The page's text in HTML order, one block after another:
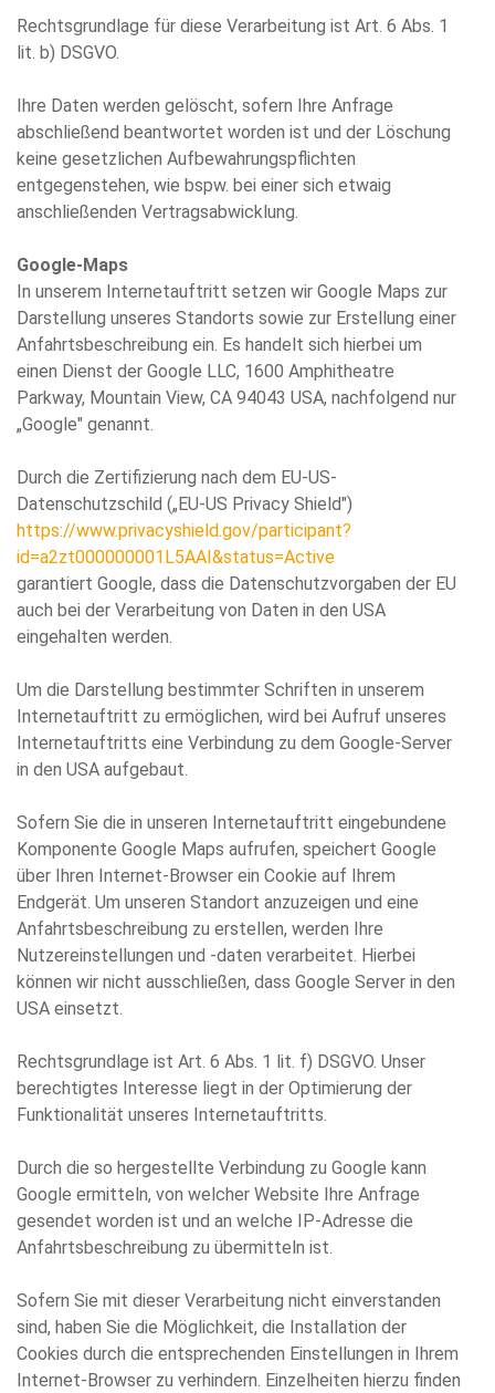
Rechtsgrundlage für diese Verarbeitung ist Art. 6 Abs. 1
lit. b) DSGVO.
Ihre Daten werden gelöscht, sofern Ihre Anfrage
abschließend beantwortet worden ist und der Löschung
keine gesetzlichen Aufbewahrungspflichten
entgegenstehen, wie bspw. bei einer sich etwaig
anschließenden Vertragsabwicklung.
Google-Maps
In unserem Internetauftritt setzen wir Google Maps zur
Darstellung unseres Standorts sowie zur Erstellung einer
Anfahrtsbeschreibung ein. Es handelt sich hierbei um
einen Dienst der Google LLC, 1600 Amphitheatre
Parkway, Mountain View, CA 94043 USA, nachfolgend nur
„Google" genannt.
Durch die Zertifizierung nach dem EU-US-
Datenschutzschild („EU-US Privacy Shield")
https://www.privacyshield.gov/participant?
id=a2zt000000001L5AAI&status=Active
garantiert Google, dass die Datenschutzvorgaben der EU
auch bei der Verarbeitung von Daten in den USA
eingehalten werden.
Um die Darstellung bestimmter Schriften in unserem
Internetauftritt zu ermöglichen, wird bei Aufruf unseres
Internetauftritts eine Verbindung zu dem Google-Server
in den USA aufgebaut.
Sofern Sie die in unseren Internetauftritt eingebundene
Komponente Google Maps aufrufen, speichert Google
über Ihren Internet-Browser ein Cookie auf Ihrem
Endgerät. Um unseren Standort anzuzeigen und eine
Anfahrtsbeschreibung zu erstellen, werden Ihre
Nutzereinstellungen und -daten verarbeitet. Hierbei
können wir nicht ausschließen, dass Google Server in den
USA einsetzt.
Rechtsgrundlage ist Art. 6 Abs. 1 lit. f) DSGVO. Unser
berechtigtes Interesse liegt in der Optimierung der
Funktionalität unseres Internetauftritts.
Durch die so hergestellte Verbindung zu Google kann
Google ermitteln, von welcher Website Ihre Anfrage
gesendet worden ist und an welche IP-Adresse die
Anfahrtsbeschreibung zu übermitteln ist.
Sofern Sie mit dieser Verarbeitung nicht einverstanden
sind, haben Sie die Möglichkeit, die Installation der
Cookies durch die entsprechenden Einstellungen in Ihrem
Internet-Browser zu verhindern. Einzelheiten hierzu finden